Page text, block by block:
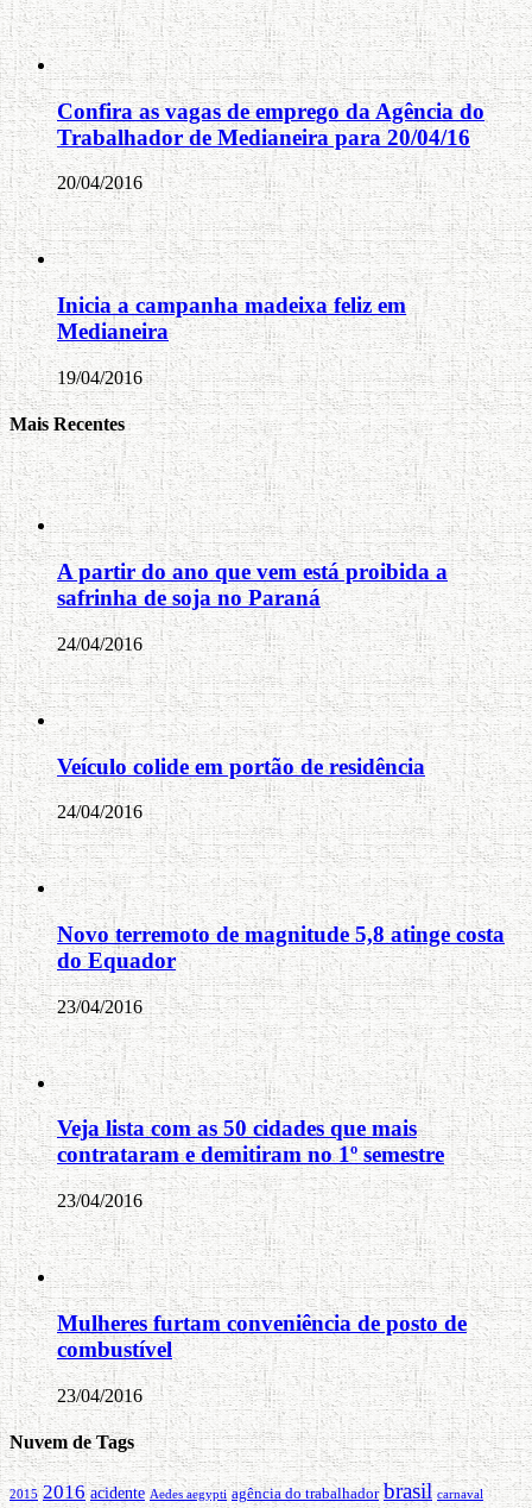
Confira as vagas de emprego da Agência do
Trabalhador de Medianeira para 20/04/16
20/04/2016
Inicia a campanha madeixa feliz em
Medianeira
19/04/2016
Mais Recentes
A partir do ano que vem está proibida a
safrinha de soja no Paraná
24/04/2016
Veículo colide em portão de residência
24/04/2016
Novo terremoto de magnitude 5,8 atinge costa
do Equador
23/04/2016
Veja lista com as 50 cidades que mais
contrataram e demitiram no 1º semestre
23/04/2016
Mulheres furtam conveniência de posto de
combustível
23/04/2016
Nuvem de Tags
2015 2016 acidente Aedes aegypti agência do trabalhador brasil carnaval